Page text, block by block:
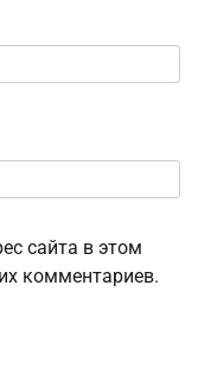
сайта в этом
комментариев.